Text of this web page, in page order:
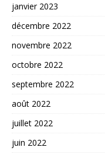
janvier 2023
décembre 2022
novembre 2022
octobre 2022
septembre 2022
août 2022
juillet 2022
juin 2022